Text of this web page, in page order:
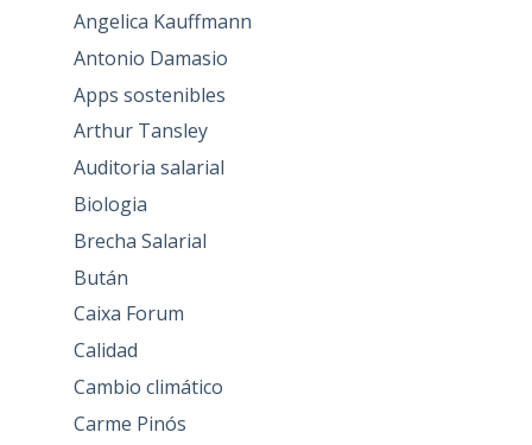
Angelica Kauffmann
Antonio Damasio
Apps sostenibles
Arthur Tansley
Auditoria salarial
Biologia
Brecha Salarial
Bután
Caixa Forum
Calidad
Cambio climático
Carme Pinós